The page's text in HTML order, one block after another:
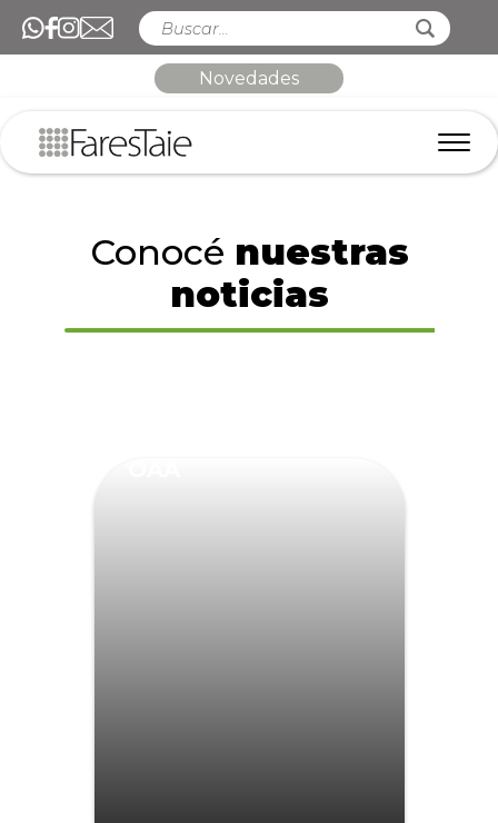
Novedades
Conocé nuestras
noticias